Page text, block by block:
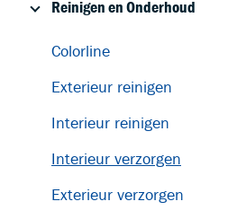
Reinigen en Onderhoud
Colorline
Exterieur reinigen
Interieur reinigen
Interieur verzorgen
Exterieur verzorgen